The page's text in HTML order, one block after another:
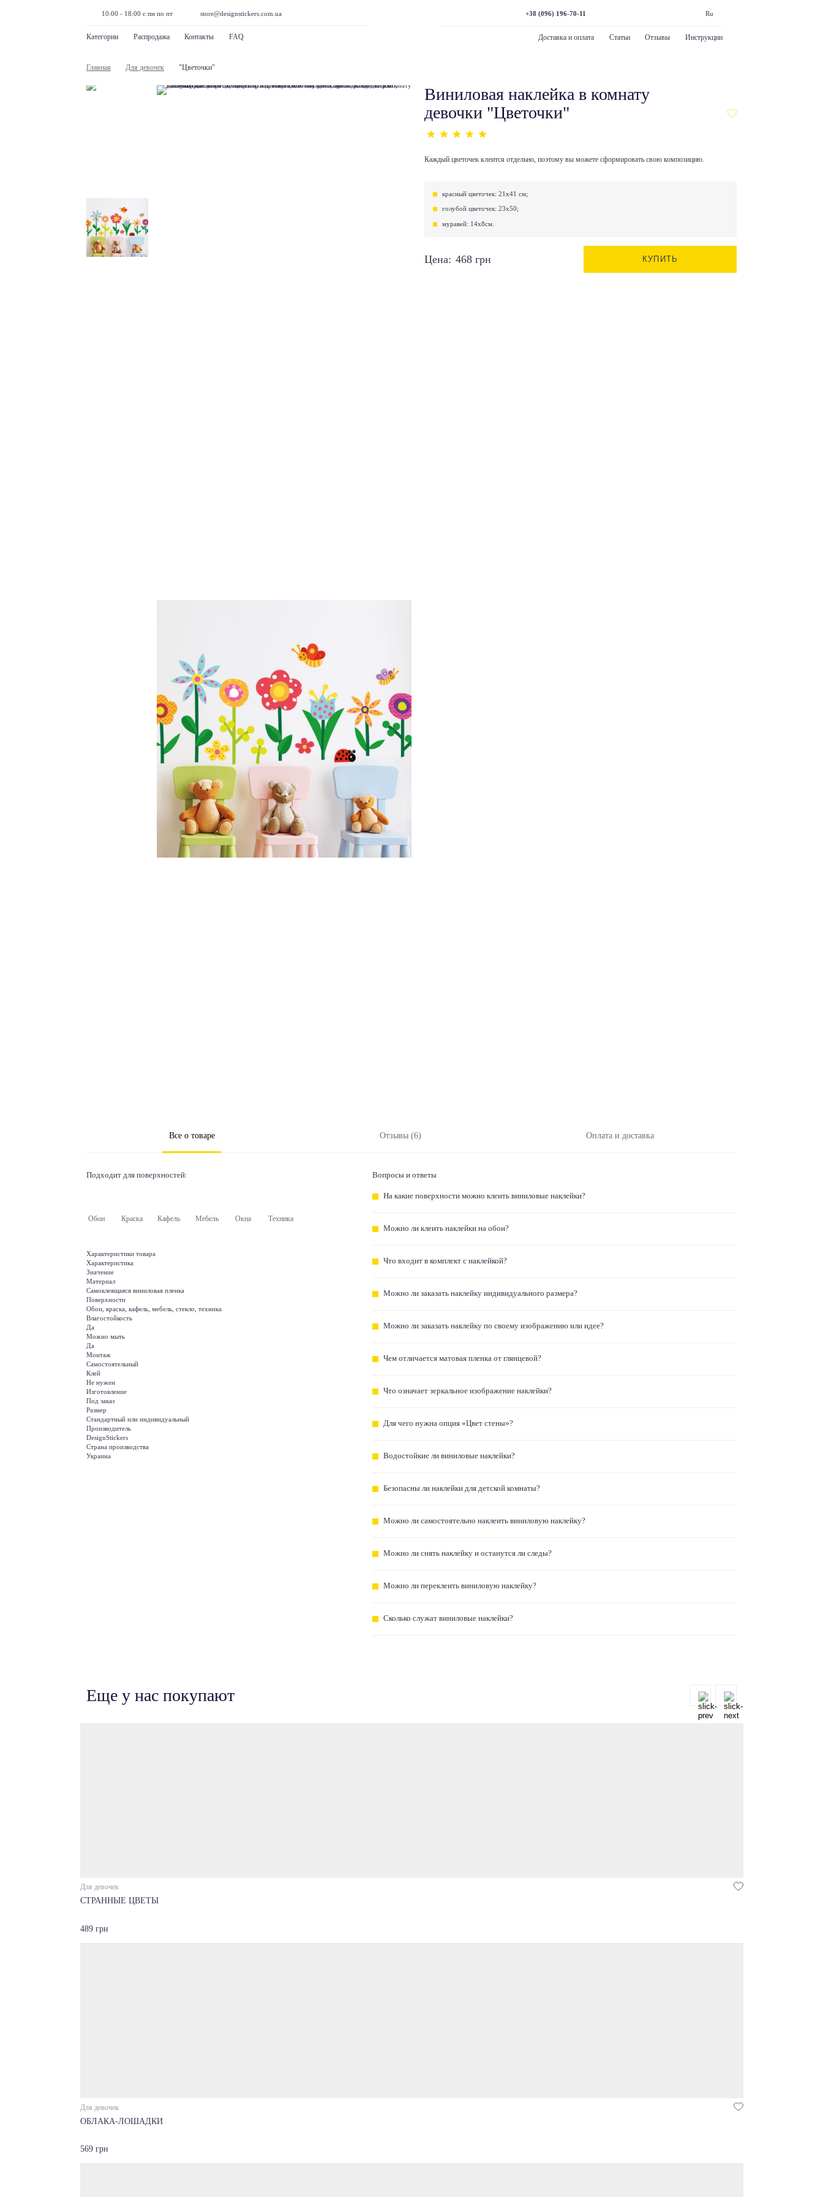
10:00 - 18:00 с пн по пт store@designstickers.com.ua
Категории Распродажа Контакты FAQ
+38 (096) 196-70-11 Ru
Доставка и оплата Статьи Отзывы Инструкции
Главная Для девочек "Цветочки"
Виниловая наклейка в комнату
девочки "Цветочки"
Каждый цветочек клеится отдельно, поэтому вы можете сформировать свою композицию.
красный цветочек: 21х41 см;
голубой цветочек: 23х50;
муравей: 14х8см.
Цена: 468 грн КУПИТЬ
Все о товаре Отзывы (6) Оплата и доставка
Подходит для поверхностей:
Обои Краска Кафель Мебель Окна Техника
Характеристики товара
Характеристика
Значение
Материал
Самоклеящаяся виниловая пленка
Поверхности
Обои, краска, кафель, мебель, стекло, техника
Влагостойкость
Да
Можно мыть
Да
Монтаж
Самостоятельный
Клей
Не нужен
Изготовление
Под заказ
Размер
Стандартный или индивидуальный
Производитель
DesignStickers
Страна производства
Украина
Вопросы и ответы
На какие поверхности можно клеить виниловые наклейки?
Можно ли клеить наклейки на обои?
Что входит в комплект с наклейкой?
Можно ли заказать наклейку индивидуального размера?
Можно ли заказать наклейку по своему изображению или идее?
Чем отличается матовая пленка от глянцевой?
Что означает зеркальное изображение наклейки?
Для чего нужна опция «Цвет стены»?
Водостойкие ли виниловые наклейки?
Безопасны ли наклейки для детской комнаты?
Можно ли самостоятельно наклеить виниловую наклейку?
Можно ли снять наклейку и останутся ли следы?
Можно ли переклеить виниловую наклейку?
Сколько служат виниловые наклейки?
Еще у нас покупают
Для девочек
СТРАННЫЕ ЦВЕТЫ
489 грн
Для девочек
ОБЛАКА-ЛОШАДКИ
569 грн